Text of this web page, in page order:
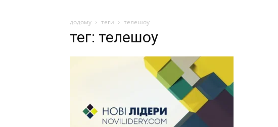
додому теги телешоу
тег: телешоу